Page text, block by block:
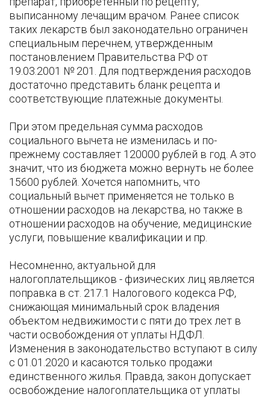
выписанному лечащим врачом. Ранее список
таких лекарств был законодательно ограничен
специальным перечнем, утвержденным
постановлением Правительства РФ от
19.03.2001 № 201. Для подтверждения расходов
достаточно представить бланк рецепта и
соответствующие платежные документы.
При этом предельная сумма расходов
социального вычета не изменилась и по-
прежнему составляет 120000 рублей в год. А это
значит, что из бюджета можно вернуть не более
15600 рублей. Хочется напомнить, что
социальный вычет применяется не только в
отношении расходов на лекарства, но также в
отношении расходов на обучение, медицинские
услуги, повышение квалификации и пр.
Несомненно, актуальной для
налогоплательщиков - физических лиц является
поправка в ст. 217.1 Налогового кодекса РФ,
снижающая минимальный срок владения
объектом недвижимости с пяти до трех лет в
части освобождения от уплаты НДФЛ.
Изменения в законодательство вступают в силу
с 01.01.2020 и касаются только продажи
единственного жилья. Правда, закон допускает
освобождение налогоплательщика от уплаты